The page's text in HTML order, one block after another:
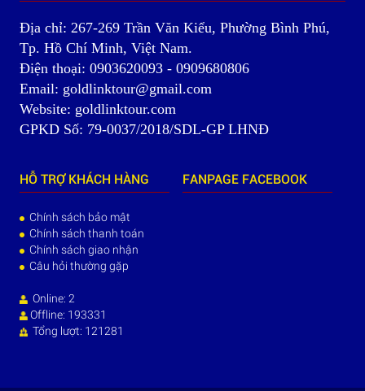
Địa chỉ: 267-269 Trần Văn Kiểu, Phường Bình Phú,
Tp. Hồ Chí Minh, Việt Nam.
Điện thoại: 0903620093 - 0909680806
Email: goldlinktour@gmail.com
Website: goldlinktour.com
GPKD Số: 79-0037/2018/SDL-GP LHNĐ
HỖ TRỢ KHÁCH HÀNG
Chính sách bảo mật
Chính sách thanh toán
Chính sách giao nhận
Câu hỏi thường gặp
Online: 2
Offline: 193331
Tổng lượt: 121281
FANPAGE FACEBOOK